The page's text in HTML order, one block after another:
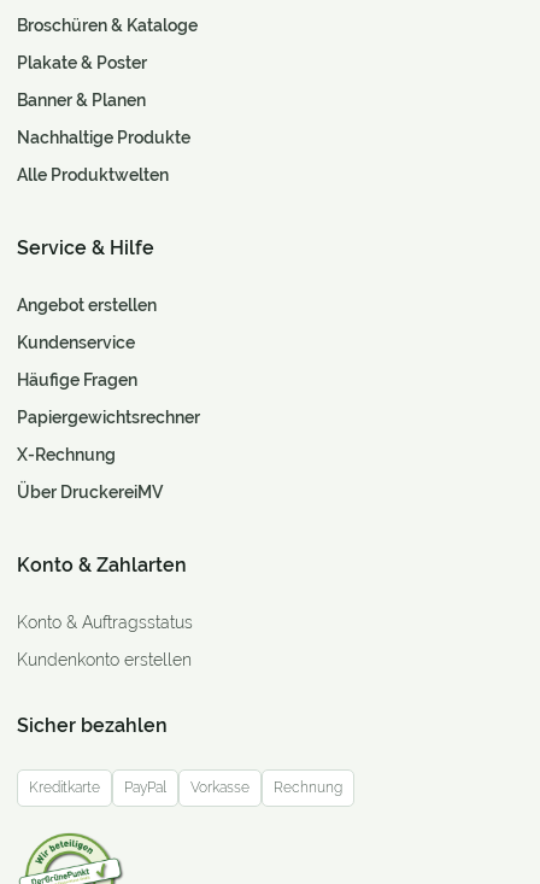
Broschüren & Kataloge
Plakate & Poster
Banner & Planen
Nachhaltige Produkte
Alle Produktwelten
Service & Hilfe
Angebot erstellen
Kundenservice
Häufige Fragen
Papiergewichtsrechner
X-Rechnung
Über DruckereiMV
Konto & Zahlarten
Konto & Auftragsstatus
Kundenkonto erstellen
Sicher bezahlen
Kreditkarte PayPal Vorkasse Rechnung